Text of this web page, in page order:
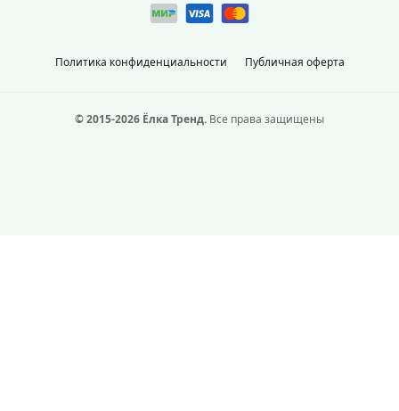
Политика конфиденциальности Публичная оферта
© 2015-2026 Ёлка Тренд. Все права защищены